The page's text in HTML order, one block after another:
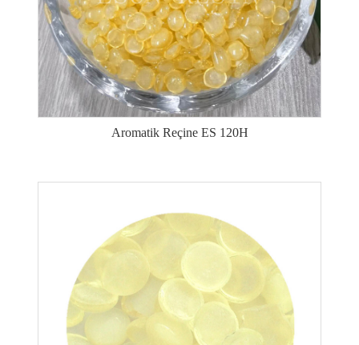
Aromatik Reçine ES 120H